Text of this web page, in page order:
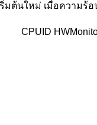
มต้นใหม่ เมื่อความร้อ